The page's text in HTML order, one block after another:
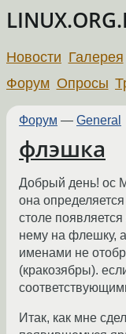
Новости Галерея
Форум Опросы
Форум — General
флэшка
Добрый день! ос
она
столе
нему на флешку,
именами не
(кракозябры).
Итак, как мне